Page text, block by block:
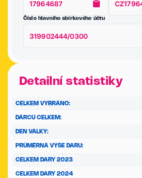
17964687
Číslo hlavního sbírkového účtu
319902444/0300
Detailní statistiky
CELKEM VYBRÁNO:
DÁRCŮ CELKEM:
DEN VÁLKY:
PRŮMĚRNÁ VÝŠE DARU:
CELKEM DARY 2023
CELKEM DARY 2024